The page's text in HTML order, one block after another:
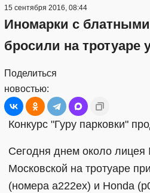
15 сентября 2016, 08:44
Иномарки с
бросили на тротуаре
Поделиться
новостью:
Конкурс "Гуру парковки"
Сегодня днем около
Московской на тротуаре
(номера а222ех) и Honda